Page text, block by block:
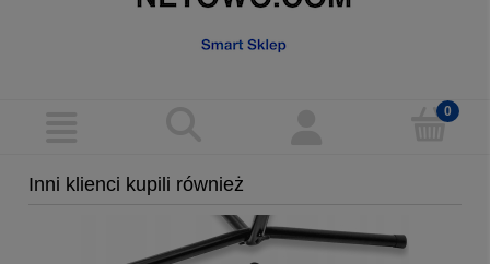
Inni klienci kupili również